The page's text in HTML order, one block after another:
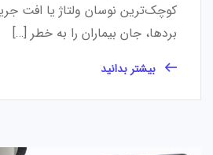
کوچک‌ترین نوسان ولتاژ یا افت
بردها، جان بیماران را به خطر […]
بیشتر بدانید